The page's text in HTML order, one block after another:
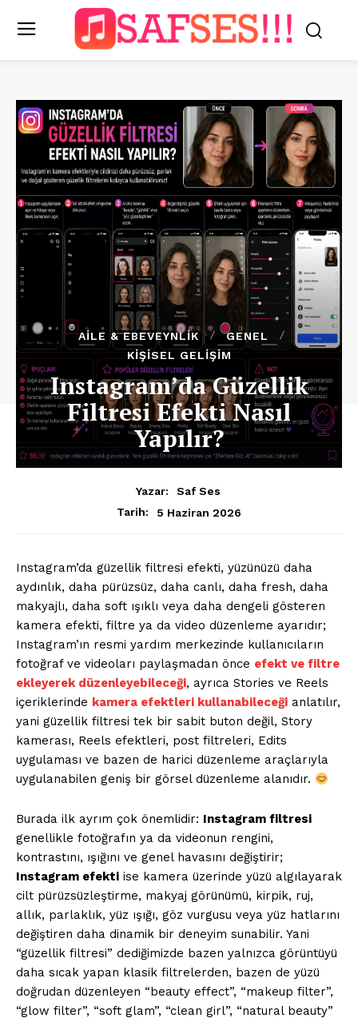
AILE & EBEVEYNLIK
GENEL
KIŞISEL GELIŞIM
Instagram’da Güzellik
Filtresi Efekti Nasıl
Yapılır?
Yazar:
Saf Ses
Tarih:
5 Haziran 2026
Instagram’da güzellik filtresi efekti, yüzünüzü daha
aydınlık, daha pürüzsüz, daha canlı, daha fresh, daha
makyajlı, daha soft ışıklı veya daha dengeli gösteren
kamera efekti, filtre ya da video düzenleme ayarıdır;
Instagram’ın resmi yardım merkezinde kullanıcıların
fotoğraf ve videoları paylaşmadan önce efekt ve filtre
ekleyerek düzenleyebileceği, ayrıca Stories ve Reels
içeriklerinde kamera efektleri kullanabileceği anlatılır,
yani güzellik filtresi tek bir sabit buton değil, Story
kamerası, Reels efektleri, post filtreleri, Edits
uygulaması ve bazen de harici düzenleme araçlarıyla
uygulanabilen geniş bir görsel düzenleme alanıdır.
Burada ilk ayrım çok önemlidir: Instagram filtresi
genellikle fotoğrafın ya da videonun rengini,
kontrastını, ışığını ve genel havasını değiştirir;
Instagram efekti ise kamera üzerinde yüzü algılayarak
cilt pürüzsüzleştirme, makyaj görünümü, kirpik, ruj,
allık, parlaklık, yüz ışığı, göz vurgusu veya yüz hatlarını
değiştiren daha dinamik bir deneyim sunabilir. Yani
“güzellik filtresi” dediğimizde bazen yalnızca görüntüyü
daha sıcak yapan klasik filtrelerden, bazen de yüzü
doğrudan düzenleyen “beauty effect”, “makeup filter”,
“glow filter”, “soft glam”, “clean girl”, “natural beauty”